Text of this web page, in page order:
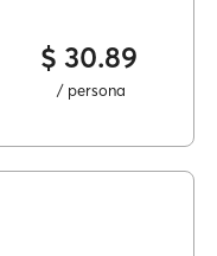
$ 30.89
/ persona